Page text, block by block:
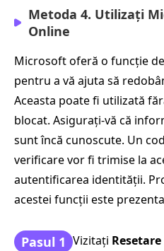
Metoda 4. Utilizați
Online
Microsoft oferă o funcție
pentru a vă ajuta să
Aceasta poate fi utilizată
blocat. Asigurați-vă că
sunt încă cunoscute. Un
verificare vor fi trimise la
autentificarea identității.
acestei funcții este
Pasul 1 Vizitați